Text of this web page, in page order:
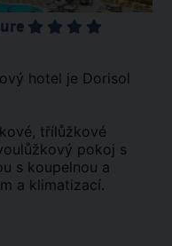
hotel je Dorisol
třílůžkové
pokoj s
s koupelnou a
a klimatizací.